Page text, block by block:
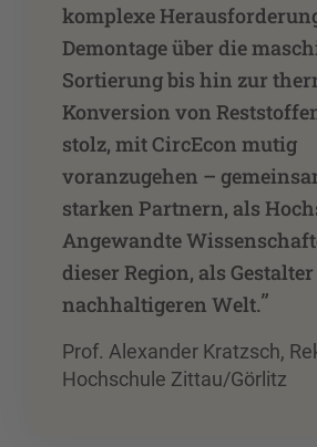
komplexe
Demontage über die
Sortierung bis hin zur
Konversion von
stolz, mit CircEcon mutig
voranzugehen –
starken Partnern, als
Angewandte
dieser Region, als
nachhaltigeren Welt.”
Prof. Alexander Kratzsch,
Hochschule Zittau/Görlitz